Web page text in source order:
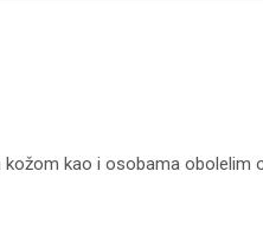
kao i osobama obolelim